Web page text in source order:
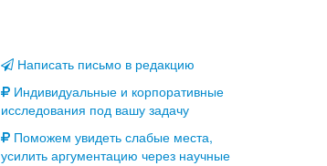
Написать письмо в редакцию
Индивидуальные и корпоративные
исследования под вашу задачу
Поможем увидеть слабые места,
усилить аргументацию через научные